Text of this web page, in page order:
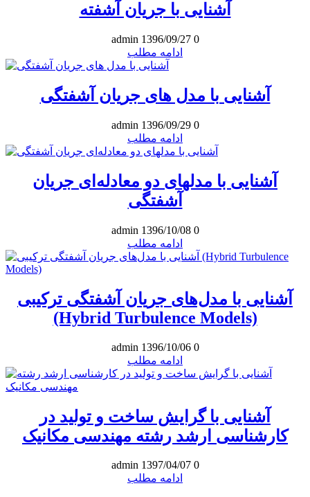
آشنایی با جریان آشفته
admin 1396/09/27 0
ادامه مطلب
آشنایی با مدل های جریان آشفتگی
admin 1396/09/29 0
ادامه مطلب
آشنایی با مدلهای دو معادله‌ای جریان
آشفتگی
admin 1396/10/08 0
ادامه مطلب
آشنایی با مدل‌های جریان آشفتگی ترکیبی
(Hybrid Turbulence Models)
admin 1396/10/06 0
ادامه مطلب
آشنایی با گرایش ساخت و تولید در
کارشناسی ارشد رشته مهندسی مکانیک
admin 1397/04/07 0
ادامه مطلب